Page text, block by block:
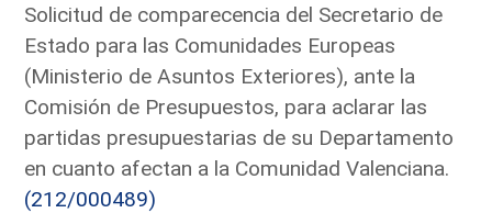
Solicitud de comparecencia del Secretario de
Estado para las Comunidades Europeas
(Ministerio de Asuntos Exteriores), ante la
Comisión de Presupuestos, para aclarar las
partidas presupuestarias de su Departamento
en cuanto afectan a la Comunidad Valenciana.
(212/000489)